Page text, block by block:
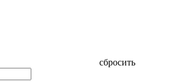
сбросить